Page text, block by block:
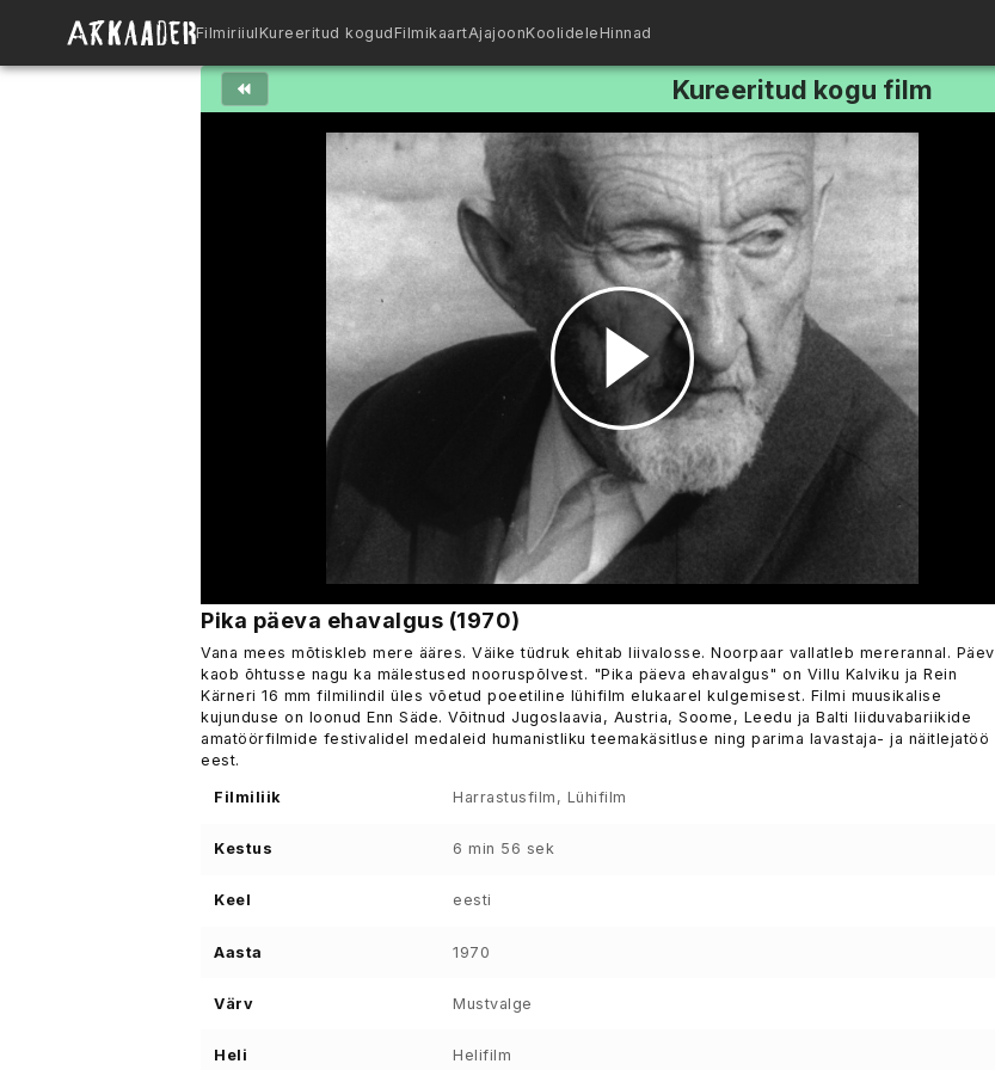
Filmiriiul Kureeritud kogud FilmikaartAjajoonKoolidele Hinnad
Kureeritud kogu film
Esita
video
Pika päeva ehavalgus (1970)
Vana mees mõtiskleb mere ääres. Väike tüdruk ehitab liivalosse. Noorpaar vallatleb mererannal. Päev
kaob õhtusse nagu ka mälestused nooruspõlvest. "Pika päeva ehavalgus" on Villu Kalviku ja Rein
Kärneri 16 mm filmilindil üles võetud poeetiline lühifilm elukaarel kulgemisest. Filmi muusikalise
kujunduse on loonud Enn Säde. Võitnud Jugoslaavia, Austria, Soome, Leedu ja Balti liiduvabariikide
amatöörfilmide festivalidel medaleid humanistliku teemakäsitluse ning parima lavastaja- ja näitlejatöö
eest.
Filmiliik Harrastusfilm, Lühifilm
Kestus 6 min 56 sek
Keel eesti
Aasta 1970
Värv Mustvalge
Heli Helifilm